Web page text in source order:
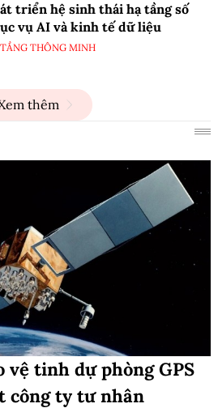
triển hệ sinh thái hạ tầng số
vụ AI và kinh tế dữ liệu
THÔNG MINH
thêm
vệ tinh dự phòng GPS
công ty tư nhân